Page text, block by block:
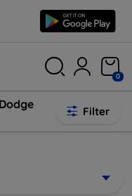
0
Filter